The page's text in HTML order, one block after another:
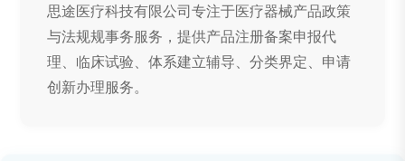
思途医疗科技有限公司专注于医疗器械产品政策
与法规规事务服务，提供产品注册备案申报代
理、临床试验、体系建立辅导、分类界定、申请
创新办理服务。